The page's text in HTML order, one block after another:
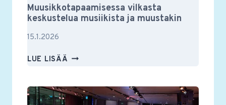
Muusikkotapaamisessa vilkasta
keskustelua musiikista ja muustakin
15.1.2026
LUE LISÄÄ MUUSIKKOTAPAAMISESSA
MUSIIKISTA